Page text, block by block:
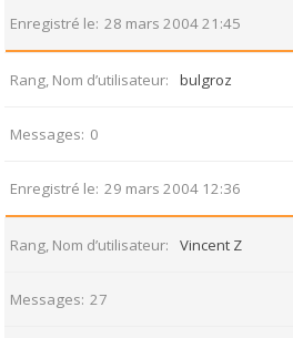
Enregistré le 28 mars 2004 21:45
Rang, Nom d’utilisateur bulgroz
Messages 0
Enregistré le 29 mars 2004 12:36
Rang, Nom d’utilisateur Vincent Z
Messages 27